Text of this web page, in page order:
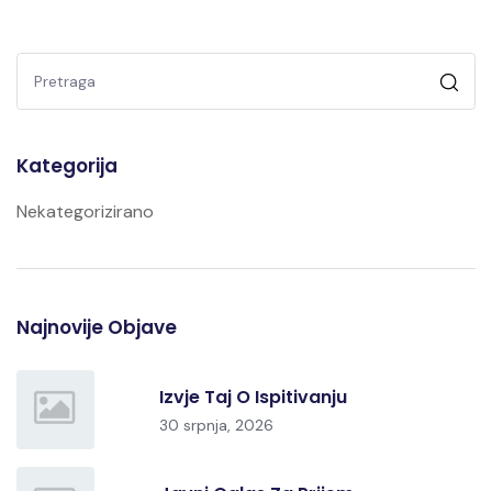
Kategorija
Nekategorizirano
Najnovije Objave
Izvje Taj O Ispitivanju
30 srpnja, 2026